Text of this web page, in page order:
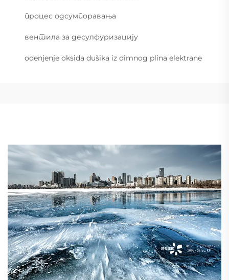
процес одсумпоравања
вентила за десулфуризацију
odenjenje oksida dušika iz dimnog plina elektrane